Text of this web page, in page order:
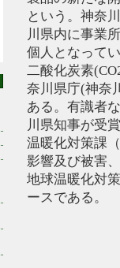
という。神奈
川県内に事業
個人となって
二酸化炭素
奈川県庁(神奈
ある。有識者
川県知事が受
温暖化対策課
影響及び被害
地球温暖化対
ースである。